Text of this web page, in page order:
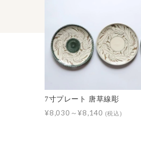
7寸プレート 唐草線彫
¥8,030～¥8,140 (税込)